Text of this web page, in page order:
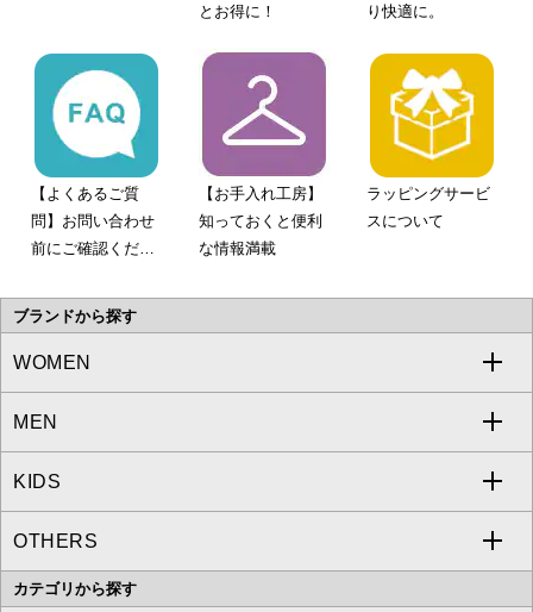
とお得に！
り快適に。
【よくあるご質
問】お問い合わせ
前にご確認くださ
【お手入れ工房】
知っておくと便利
な情報満載
ラッピングサービ
スについて
ブランドから探す
WOMEN
a.v.v
MICHEL KLEIN
MK MICHEL KLEIN
OFUON le MK
MEN
a.v.v
MICHEL KLEIN HOMME
MK MICHEL KLEIN HOMME
KIDS
a.v.v
OTHERS
MK MICHEL KLEIN BAG
カテゴリから探す